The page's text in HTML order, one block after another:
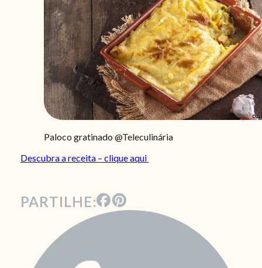
Paloco gratinado @Teleculinária
Descubra a receita – clique aqui
PARTILHE: